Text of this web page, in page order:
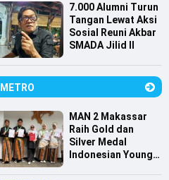
Indonesia
7.000 Alumni Turun
Tangan Lewat Aksi
Sosial Reuni Akbar
SMADA Jilid II
METRO
MAN 2 Makassar
Raih Gold dan
Silver Medal
Indonesian Young